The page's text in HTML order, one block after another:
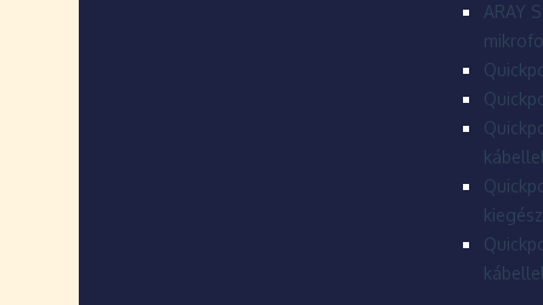
ARAY
kábellel
kábellel